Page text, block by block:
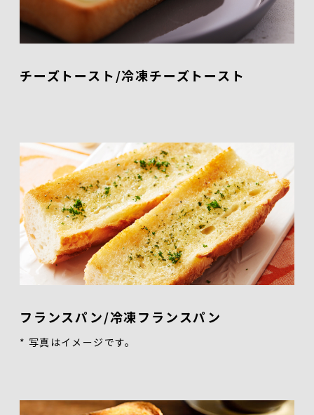
チーズトースト/冷凍チーズトースト
フランスパン/冷凍フランスパン
* 写真はイメージです。